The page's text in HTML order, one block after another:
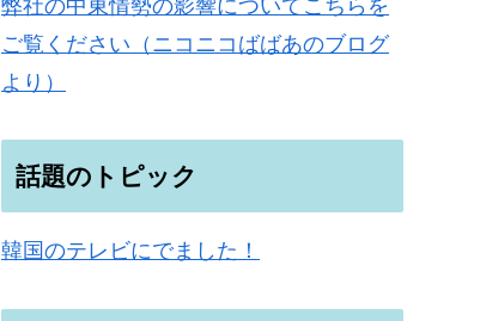
弊社の中東情勢の影響についてこちらを
ご覧ください（ニコニコばばあのブログ
より）
話題のトピック
韓国のテレビにでました！